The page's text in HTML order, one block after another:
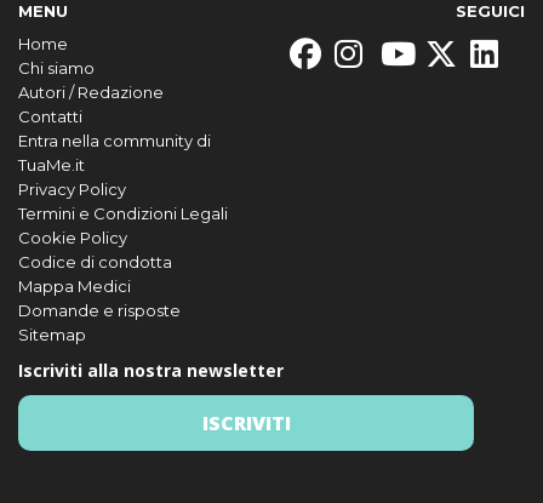
MENU
Home
Chi siamo
Autori / Redazione
Contatti
Entra nella community di
TuaMe.it
Privacy Policy
Termini e Condizioni Legali
Cookie Policy
Codice di condotta
Mappa Medici
Domande e risposte
Sitemap
SEGUICI
Iscriviti alla nostra newsletter
ISCRIVITI